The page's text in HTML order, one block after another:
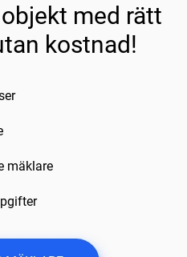
med rätt
kostnad!
mäklare